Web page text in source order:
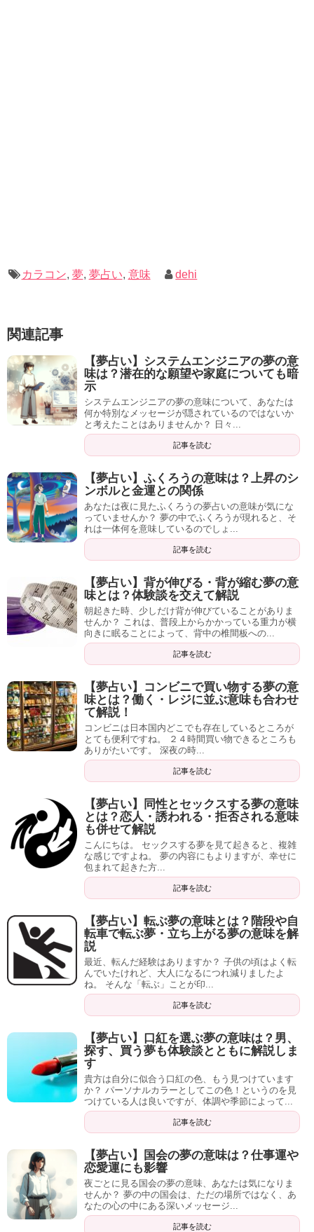
カラコン, 夢, 夢占い, 意味 dehi
関連記事
【夢占い】システムエンジニアの夢の意
味は？潜在的な願望や家庭についても暗
示
システムエンジニアの夢の意味について、あなたは
何か特別なメッセージが隠されているのではないか
と考えたことはありませんか？ 日々...
記事を読む
【夢占い】ふくろうの意味は？上昇のシ
ンボルと金運との関係
あなたは夜に見たふくろうの夢占いの意味が気にな
っていませんか？ 夢の中でふくろうが現れると、そ
れは一体何を意味しているのでしょ...
記事を読む
【夢占い】背が伸びる・背が縮む夢の意
味とは？体験談を交えて解説
朝起きた時、少しだけ背が伸びていることがありま
せんか？ これは、普段上からかかっている重力が横
向きに眠ることによって、背中の椎間板への...
記事を読む
【夢占い】コンビニで買い物する夢の意
味とは？働く・レジに並ぶ意味も合わせ
て解説！
コンビニは日本国内どこでも存在しているところが
とても便利ですね。 ２４時間買い物できるところも
ありがたいです。 深夜の時...
記事を読む
【夢占い】同性とセックスする夢の意味
とは？恋人・誘われる・拒否される意味
も併せて解説
こんにちは。 セックスする夢を見て起きると、複雑
な感じですよね。 夢の内容にもよりますが、幸せに
包まれて起きた方...
記事を読む
【夢占い】転ぶ夢の意味とは？階段や自
転車で転ぶ夢・立ち上がる夢の意味を解
説
最近、転んだ経験はありますか？ 子供の頃はよく転
んでいたけれど、大人になるにつれ減りましたよ
ね。 そんな「転ぶ」ことが印...
記事を読む
【夢占い】口紅を選ぶ夢の意味は？男、
探す、買う夢も体験談とともに解説しま
す
貴方は自分に似合う口紅の色、もう見つけています
か？ パーソナルカラーとしてこの色！というのを見
つけている人は良いですが、体調や季節によって...
記事を読む
【夢占い】国会の夢の意味は？仕事運や
恋愛運にも影響
夜ごとに見る国会の夢の意味、あなたは気になりま
せんか？ 夢の中の国会は、ただの場所ではなく、あ
なたの心の中にある深いメッセージ...
記事を読む